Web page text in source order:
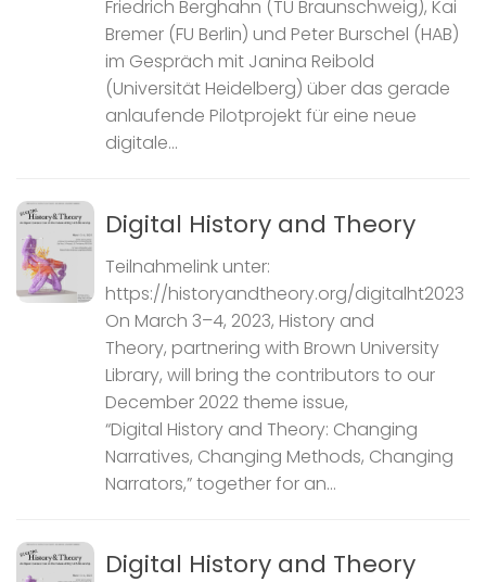
Friedrich Berghahn (TU Braunschweig), Kai
Bremer (FU Berlin) und Peter Burschel (HAB)
im Gespräch mit Janina Reibold
(Universität Heidelberg) über das gerade
anlaufende Pilotprojekt für eine neue
digitale...
Digital History and Theory
Teilnahmelink unter:
https://historyandtheory.org/digitalht2023
On March 3–4, 2023, History and
Theory, partnering with Brown University
Library, will bring the contributors to our
December 2022 theme issue,
“Digital History and Theory: Changing
Narratives, Changing Methods, Changing
Narrators,” together for an...
Digital History and Theory